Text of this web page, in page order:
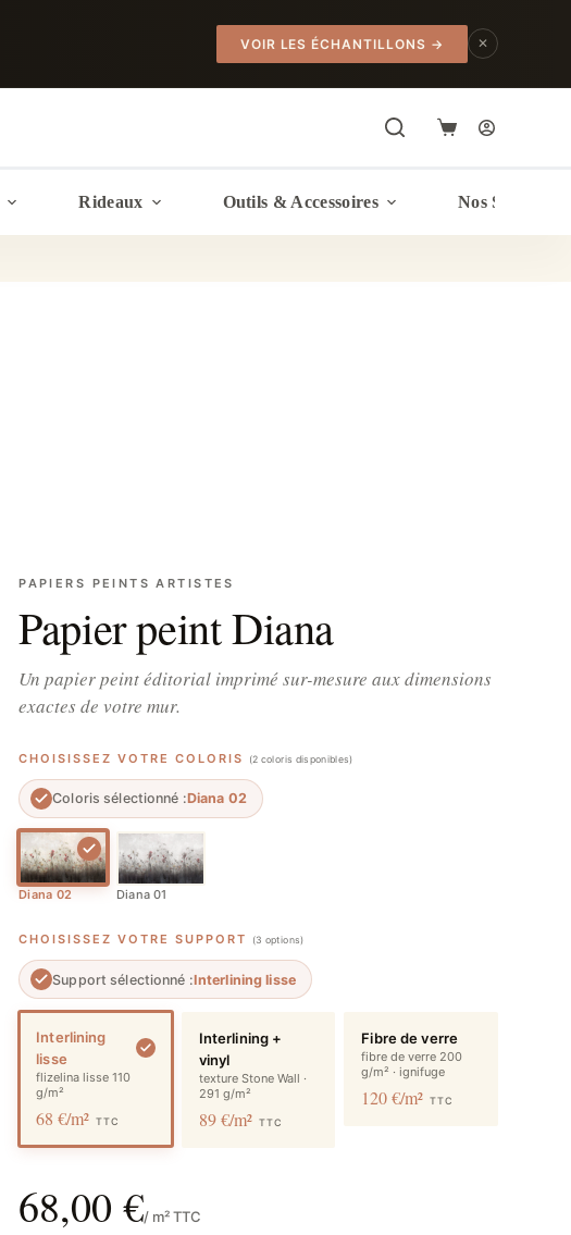
VOIR LES ÉCHANTILLONS → ✕
Panier
Rideaux Outils & Accessoires Nos Services
PAPIERS PEINTS ARTISTES
Papier peint Diana
Un papier peint éditorial imprimé sur-mesure aux dimensions
exactes de votre mur.
CHOISISSEZ VOTRE COLORIS (2 coloris disponibles)
Coloris sélectionné :Diana 02
Diana 02 Diana 01
CHOISISSEZ VOTRE SUPPORT (3 options)
Support sélectionné :Interlining lisse
Interlining
lisse
flizelina lisse 110
g/m²
68 €/m² TTC
Interlining +
vinyl
texture Stone Wall ·
291 g/m²
89 €/m² TTC
Fibre de verre
fibre de verre 200
g/m² · ignifuge
120 €/m² TTC
68,00 €/ m² TTC